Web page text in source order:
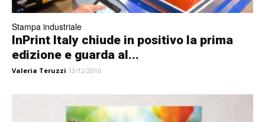
Stampa industriale
InPrint Italy chiude in positivo la prima
edizione e guarda al...
Valeria Teruzzi 13/12/2016